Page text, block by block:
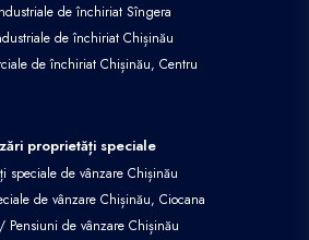
de închiriat Sîngera
de închiriat Chișinău
de închiriat Chișinău, Centru
proprietăți speciale
speciale de vânzare Chișinău
de vânzare Chișinău, Ciocana
Pensiuni de vânzare Chișinău